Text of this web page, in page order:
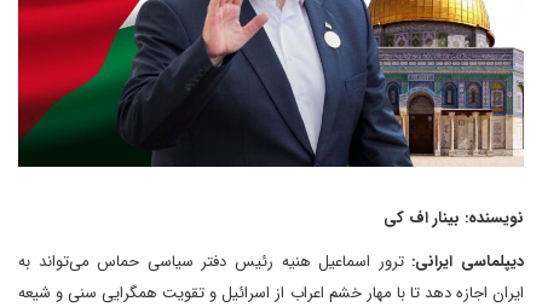
نویسنده: بینار اف کی
دیپلماسی ایرانی: ترور اسماعیل هنیه رئیس‌ دفتر سیاسی حماس می‌تواند به
ایران اجازه دهد تا با مهار خشم اعراب از اسرائیل و تقویت همگرایی سنی و شیعه